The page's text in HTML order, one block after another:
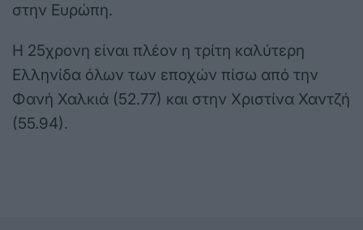
στην Ευρώπη.
Η 25χρονη είναι πλέον η τρίτη καλύτερη
Ελληνίδα όλων των εποχών πίσω από την
Φανή Χαλκιά (52.77) και στην Χριστίνα Χαντζή
(55.94).